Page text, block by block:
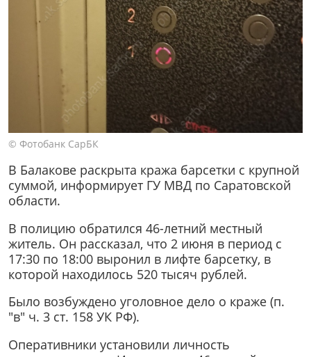
© Фотобанк СарБК
В Балакове раскрыта кража барсетки с крупной
суммой, информирует ГУ МВД по Саратовской
области.
В полицию обратился 46-летний местный
житель. Он рассказал, что 2 июня в период с
17:30 по 18:00 выронил в лифте барсетку, в
которой находилось 520 тысяч рублей.
Было возбуждено уголовное дело о краже (п.
"в" ч. 3 ст. 158 УК РФ).
Оперативники установили личность